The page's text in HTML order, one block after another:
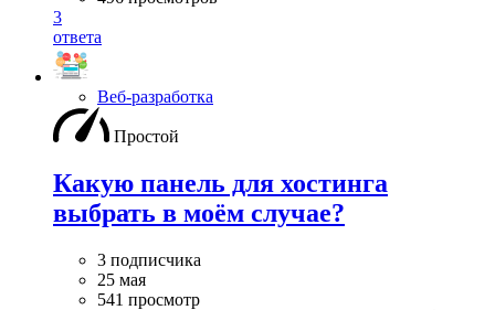
3
ответа
Веб-разработка
Простой
Какую панель для хостинга
выбрать в моём случае?
3 подписчика
25 мая
541 просмотр